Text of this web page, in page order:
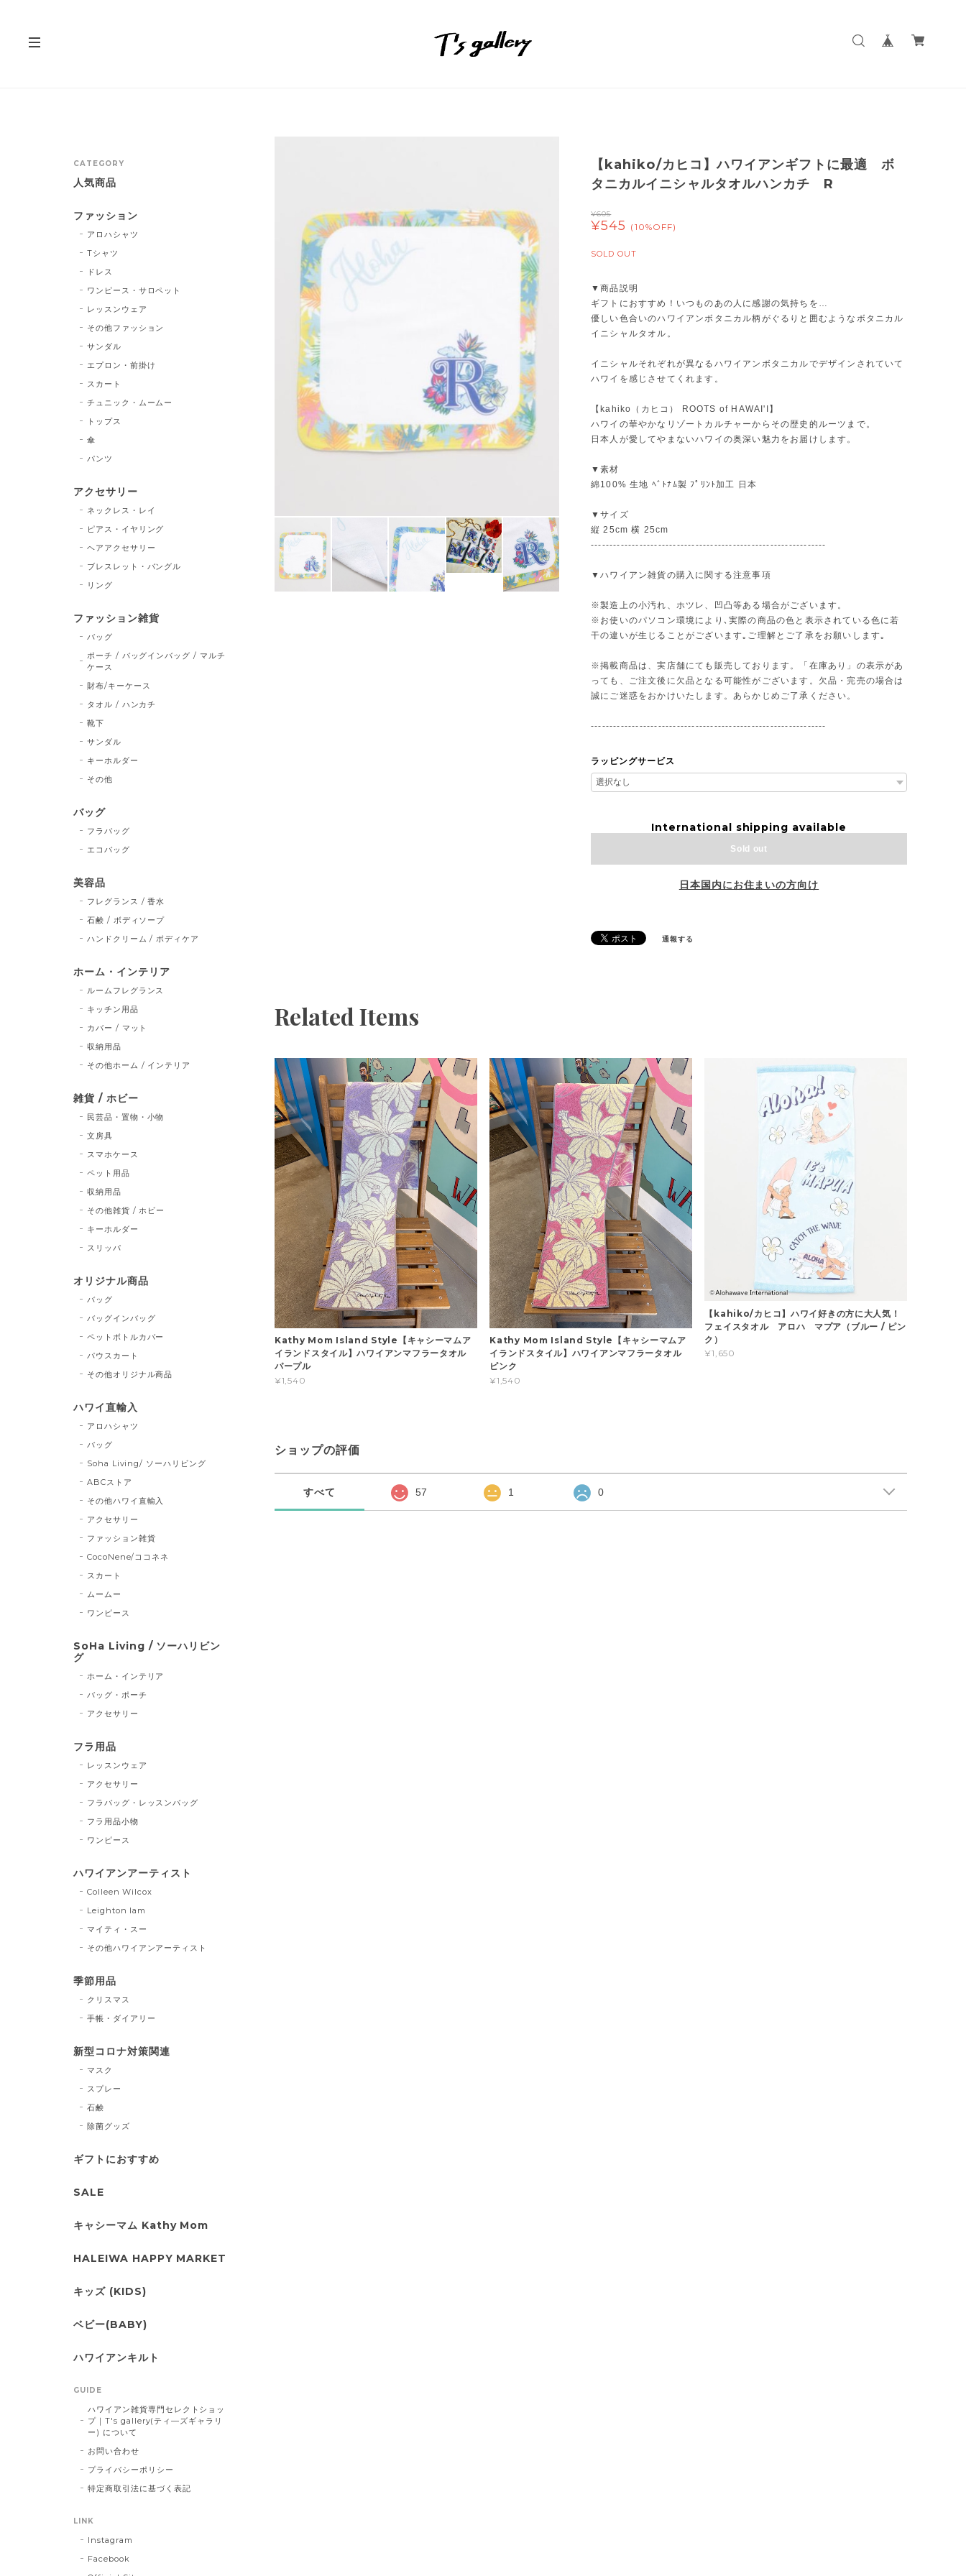
【kahiko/カヒコ】ハワイアンギフトに最適 ボ
タニカルイニシャルタオルハンカチ R
¥605
¥545 (10%OFF)
SOLD OUT
▼商品説明
ギフトにおすすめ！いつものあの人に感謝の気持ちを…
優しい色合いのハワイアンボタニカル柄がぐるりと囲むようなボタニカル
イニシャルタオル。
イニシャルそれぞれが異なるハワイアンボタニカルでデザインされていて
ハワイを感じさせてくれます。
【kahiko（カヒコ） ROOTS of HAWAI'I】
ハワイの華やかなリゾートカルチャーからその歴史的ルーツまで。
日本人が愛してやまないハワイの奥深い魅力をお届けします。
▼素材
綿100% 生地 ﾍﾞﾄﾅﾑ製 ﾌﾟﾘﾝﾄ加工 日本
▼サイズ
縦 25cm 横 25cm
---------------------------------------------------------------
▼ハワイアン雑貨の購入に関する注意事項
※製造上の小汚れ、ホツレ、凹凸等ある場合がございます。
※お使いのパソコン環境により､実際の商品の色と表示されている色に若
干の違いが生じることがございます｡ご理解とご了承をお願いします｡
※掲載商品は、実店舗にても販売しております。「在庫あり」の表示があ
っても、ご注文後に欠品となる可能性がございます。欠品・完売の場合は
誠にご迷惑をおかけいたします。あらかじめご了承ください。
---------------------------------------------------------------
ラッピングサービス
International shipping available
Sold out
日本国内にお住まいの方向け
通報する
Related Items
Kathy Mom Island Style【キャシーマムア
イランドスタイル】ハワイアンマフラータオル
パープル
¥1,540
Kathy Mom Island Style【キャシーマムア
イランドスタイル】ハワイアンマフラータオル
ピンク
¥1,540
【kahiko/カヒコ】ハワイ好きの方に大人気！
フェイスタオル アロハ マプア（ブルー / ピン
ク）
¥1,650
ショップの評価
すべて 57 1 0
CATEGORY
人気商品
ファッション
アロハシャツ
Tシャツ
ドレス
ワンピース・サロペット
レッスンウェア
その他ファッション
サンダル
エプロン・前掛け
スカート
チュニック・ムームー
トップス
傘
パンツ
アクセサリー
ネックレス・レイ
ピアス・イヤリング
ヘアアクセサリー
ブレスレット・バングル
リング
ファッション雑貨
バッグ
ポーチ / バッグインバッグ / マルチ
ケース
財布/キーケース
タオル / ハンカチ
靴下
サンダル
キーホルダー
その他
バッグ
フラバッグ
エコバッグ
美容品
フレグランス / 香水
石鹸 / ボディソープ
ハンドクリーム / ボディケア
ホーム・インテリア
ルームフレグランス
キッチン用品
カバー / マット
収納用品
その他ホーム / インテリア
雑貨 / ホビー
民芸品・置物・小物
文房具
スマホケース
ペット用品
収納用品
その他雑貨 / ホビー
キーホルダー
スリッパ
オリジナル商品
バッグ
バッグインバッグ
ペットボトルカバー
パウスカート
その他オリジナル商品
ハワイ直輸入
アロハシャツ
バッグ
Soha Living/ ソーハリビング
ABCストア
その他ハワイ直輸入
アクセサリー
ファッション雑貨
CocoNene/ココネネ
スカート
ムームー
ワンピース
SoHa Living / ソーハリビン
グ
ホーム・インテリア
バッグ・ポーチ
アクセサリー
フラ用品
レッスンウェア
アクセサリー
フラバッグ・レッスンバッグ
フラ用品小物
ワンピース
ハワイアンアーティスト
Colleen Wilcox
Leighton lam
マイティ・スー
その他ハワイアンアーティスト
季節用品
クリスマス
手帳・ダイアリー
新型コロナ対策関連
マスク
スプレー
石鹸
除菌グッズ
ギフトにおすすめ
SALE
キャシーマム Kathy Mom
HALEIWA HAPPY MARKET
キッズ (KIDS)
ベビー(BABY)
ハワイアンキルト
GUIDE
ハワイアン雑貨専門セレクトショッ
プ｜T's gallery(ティ―ズギャラリ
ー) について
お問い合わせ
プライバシーポリシー
特定商取引法に基づく表記
LINK
Instagram
Facebook